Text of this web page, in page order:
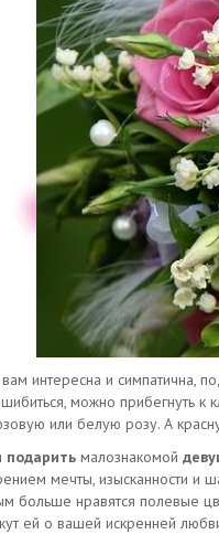
интересна и симпатична,
можно прибегнуть к
или белую розу. А
подарить малознакомой
мечты, изысканности и
больше нравятся полевые
ей о вашей искренней